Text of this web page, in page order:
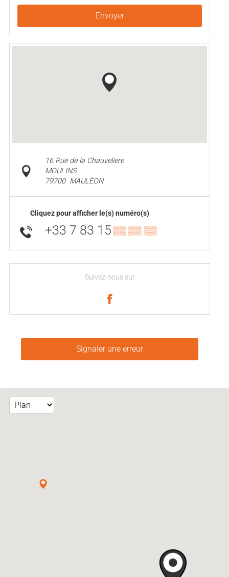
Envoyer
16 Rue de la Chauveliere
MOULINS
79700 MAULÉON
Cliquez pour afficher le(s) numéro(s)
+33 7 83 15▒▒ ▒▒ ▒▒
Suivez-nous sur
Signaler une erreur